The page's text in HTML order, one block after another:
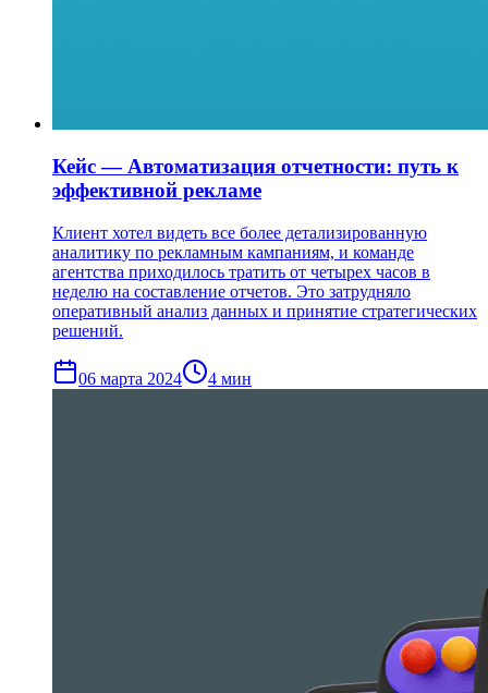
Кейс — Автоматизация отчетности: путь к
эффективной рекламе
Клиент хотел видеть все более детализированную
аналитику по рекламным кампаниям, и команде
агентства приходилось тратить от четырех часов в
неделю на составление отчетов. Это затрудняло
оперативный анализ данных и принятие стратегических
решений.
06 марта 2024 4 мин